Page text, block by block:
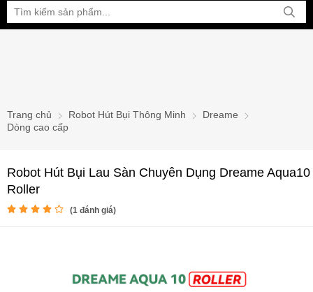
Bạn đang xem tại:
Trang chủ Robot Hút Bụi Thông Minh
Dreame
Dòng cao cấp
Robot Hút Bụi Lau Sàn Chuyên Dụng Dreame Aqua10
Roller
(1 đánh giá)